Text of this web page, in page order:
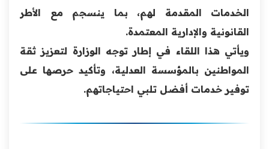
الخدمات المقدمة لهم، بما ينسجم مع الأطر
القانونية والإدارية المعتمدة.
ويأتي هذا اللقاء في إطار توجه الوزارة لتعزيز ثقة
المواطنين بالمؤسسة العدلية، وتأكيد حرصها على
توفير خدمات أفضل تلبي احتياجاتهم.